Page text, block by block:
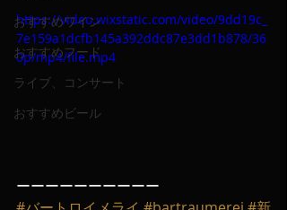
おすすめワイン
おすすめフード
ライブ、コンサート
おすすめビール
https://video.wixstatic.com/video/9dd19c_
7e159a1dcfb145a392ddc87e3dd1b878/36
0p/mp4/file.mp4
ーーーーーーーーーー